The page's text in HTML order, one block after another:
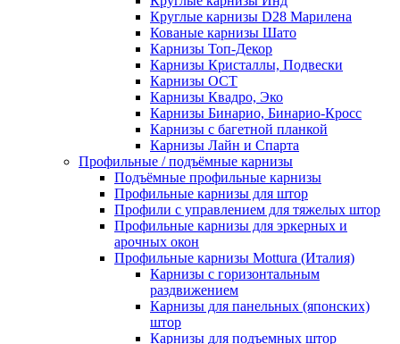
Круглые карнизы D28 Марилена
Кованые карнизы Шато
Карнизы Топ-Декор
Карнизы Кристаллы, Подвески
Карнизы ОСТ
Карнизы Квадро, Эко
Карнизы Бинарио, Бинарио-Кросс
Карнизы с багетной планкой
Карнизы Лайн и Спарта
Профильные / подъёмные карнизы
Подъёмные профильные карнизы
Профильные карнизы для штор
Профили с управлением для тяжелых штор
Профильные карнизы для эркерных и
арочных окон
Профильные карнизы Mottura (Италия)
Карнизы с горизонтальным
раздвижением
Карнизы для панельных (японских)
штор
Карнизы для подъемных штор